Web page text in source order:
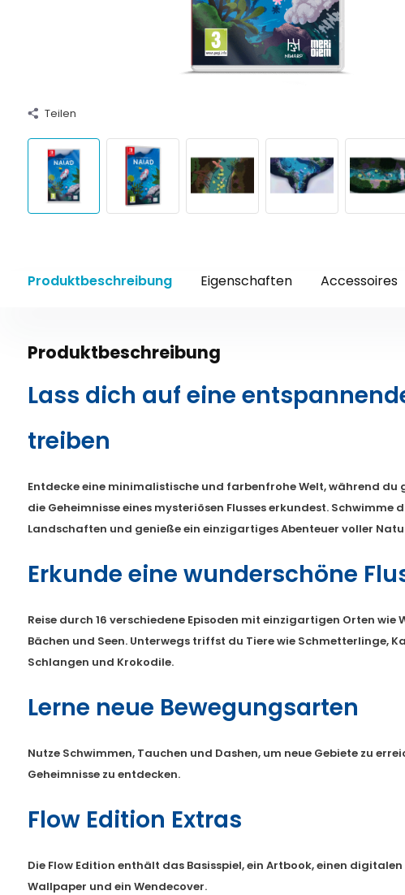
Teilen
Produktbeschreibung Eigenschaften Accessoires
Produktbeschreibung
Lass dich auf eine
treiben
Entdecke eine minimalistische und farbenfrohe Welt, während du
die Geheimnisse eines mysteriösen Flusses erkundest. Schwimme
Landschaften und genieße ein einzigartiges Abenteuer voller
Erkunde eine wunderschöne
Reise durch 16 verschiedene Episoden mit einzigartigen Orten wie
Bächen und Seen. Unterwegs triffst du Tiere wie Schmetterlinge,
Schlangen und Krokodile.
Lerne neue Bewegungsarten
Nutze Schwimmen, Tauchen und Dashen, um neue Gebiete zu
Geheimnisse zu entdecken.
Flow Edition Extras
Die Flow Edition enthält das Basisspiel, ein Artbook, einen
Wallpaper und ein Wendecover.